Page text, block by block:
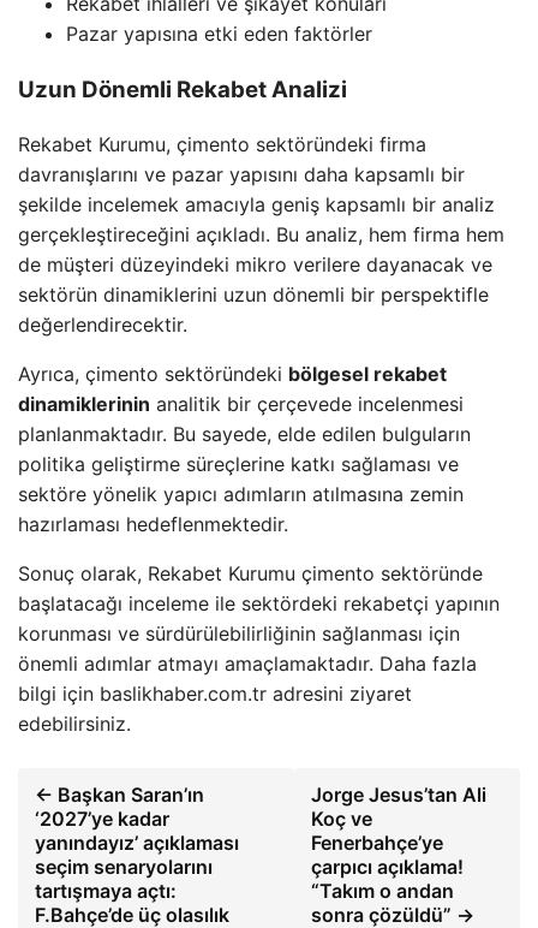
Pazar yapısına etki eden faktörler
Uzun Dönemli Rekabet Analizi
Rekabet Kurumu, çimento sektöründeki firma
davranışlarını ve pazar yapısını daha kapsamlı bir
şekilde incelemek amacıyla geniş kapsamlı bir analiz
gerçekleştireceğini açıkladı. Bu analiz, hem firma hem
de müşteri düzeyindeki mikro verilere dayanacak ve
sektörün dinamiklerini uzun dönemli bir perspektifle
değerlendirecektir.
Ayrıca, çimento sektöründeki bölgesel rekabet
dinamiklerinin analitik bir çerçevede incelenmesi
planlanmaktadır. Bu sayede, elde edilen bulguların
politika geliştirme süreçlerine katkı sağlaması ve
sektöre yönelik yapıcı adımların atılmasına zemin
hazırlaması hedeflenmektedir.
Sonuç olarak, Rekabet Kurumu çimento sektöründe
başlatacağı inceleme ile sektördeki rekabetçi yapının
korunması ve sürdürülebilirliğinin sağlanması için
önemli adımlar atmayı amaçlamaktadır. Daha fazla
bilgi için baslikhaber.com.tr adresini ziyaret
edebilirsiniz.
← Başkan Saran’ın
‘2027’ye kadar
yanındayız’ açıklaması
seçim senaryolarını
tartışmaya açtı:
F.Bahçe’de üç olasılık
Jorge Jesus’tan Ali
Koç ve
Fenerbahçe’ye
çarpıcı açıklama!
“Takım o andan
sonra çözüldü” →